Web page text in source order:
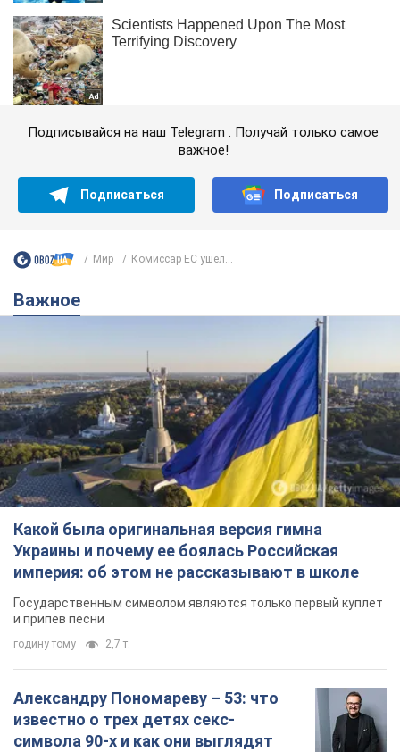
Подписывайся на наш Telegram . Получай только самое
важное!
Подписаться Подписаться
Мир Комиссар ЕС ушел...
Важное
Какой была оригинальная версия гимна
Украины и почему ее боялась Российская
империя: об этом не рассказывают в школе
Государственным символом являются только первый куплет
и припев песни
годину тому 2,7 т.
Александру Пономареву – 53: что
известно о трех детях секс-
символа 90-х и как они выглядят